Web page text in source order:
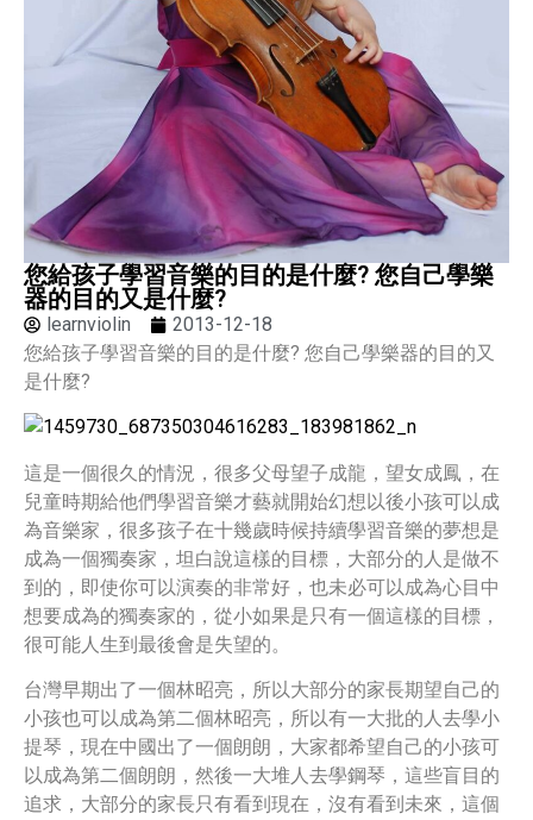
您給孩子學習音樂的目的是什麼? 您自己學樂
器的目的又是什麼?
learnviolin
2013-12-18
您給孩子學習音樂的目的是什麼? 您自己學樂器的目的又
是什麼?
這是一個很久的情況，很多父母望子成龍，望女成鳳，在
兒童時期給他們學習音樂才藝就開始幻想以後小孩可以成
為音樂家，很多孩子在十幾歲時候持續學習音樂的夢想是
成為一個獨奏家，坦白說這樣的目標，大部分的人是做不
到的，即使你可以演奏的非常好，也未必可以成為心目中
想要成為的獨奏家的，從小如果是只有一個這樣的目標，
很可能人生到最後會是失望的。
台灣早期出了一個林昭亮，所以大部分的家長期望自己的
小孩也可以成為第二個林昭亮，所以有一大批的人去學小
提琴，現在中國出了一個朗朗，大家都希望自己的小孩可
以成為第二個朗朗，然後一大堆人去學鋼琴，這些盲目的
追求，大部分的家長只有看到現在，沒有看到未來，這個